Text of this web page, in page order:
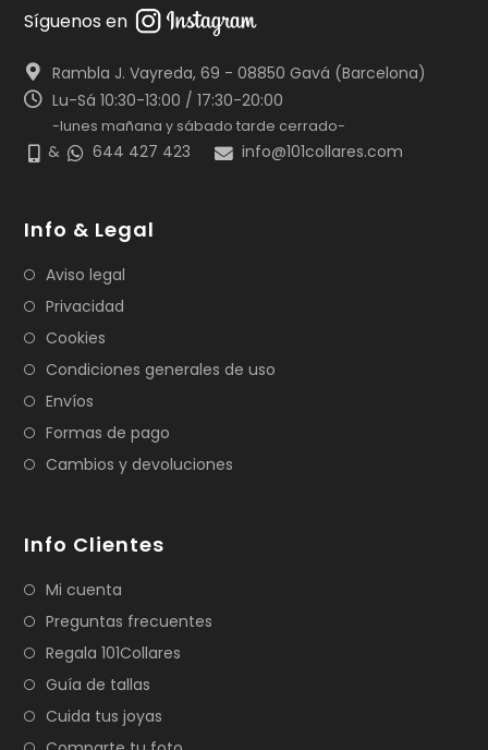
Síguenos en
Rambla J. Vayreda, 69 - 08850 Gavá (Barcelona)
Lu-Sá 10:30-13:00 / 17:30-20:00
-lunes mañana y sábado tarde cerrado-
& 644 427 423 info@101collares.com
Info & Legal
Aviso legal
Privacidad
Cookies
Condiciones generales de uso
Envíos
Formas de pago
Cambios y devoluciones
Info Clientes
Mi cuenta
Preguntas frecuentes
Regala 101Collares
Guía de tallas
Cuida tus joyas